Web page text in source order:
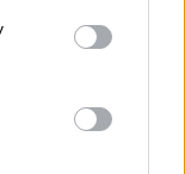
You may click to
party tags to
in below Google
και
της